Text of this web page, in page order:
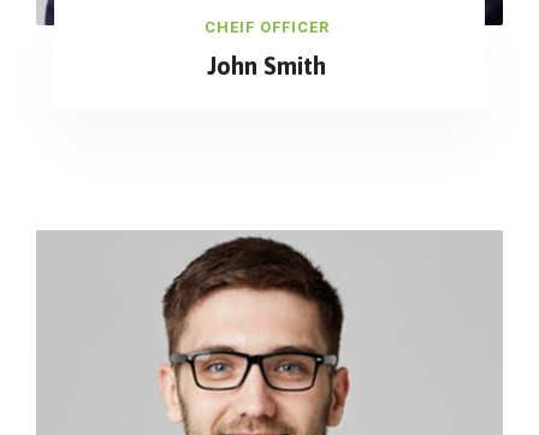
CHEIF OFFICER
John Smith